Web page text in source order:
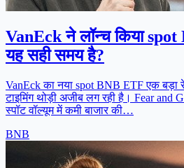
VanEck ने लॉन्च किया spot
यह सही समय है?
VanEck का नया spot BNB ETF एक
टाइमिंग थोड़ी अजीब लग रही है। Fear and
स्पॉट वॉल्यूम में कमी बाजार की…
BNB